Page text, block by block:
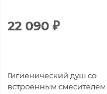
22 090 ₽
Гигиенический душ со
встроенным смесителем